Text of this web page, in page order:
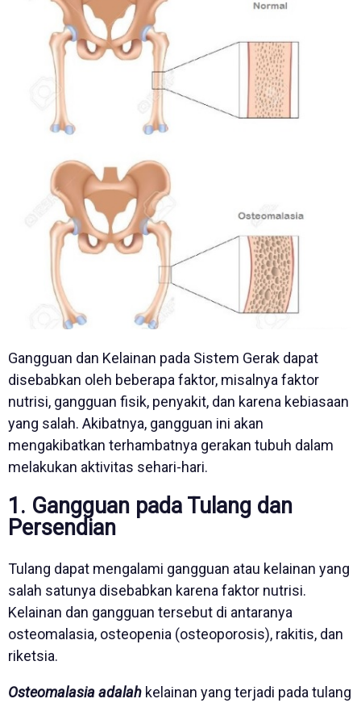
Gangguan dan Kelainan pada Sistem Gerak dapat
disebabkan oleh beberapa faktor, misalnya faktor
nutrisi, gangguan fisik, penyakit, dan karena kebiasaan
yang salah. Akibatnya, gangguan ini akan
mengakibatkan terhambatnya gerakan tubuh dalam
melakukan aktivitas sehari-hari.
1. Gangguan pada Tulang dan
Persendian
Tulang dapat mengalami gangguan atau kelainan yang
salah satunya disebabkan karena faktor nutrisi.
Kelainan dan gangguan tersebut di antaranya
osteomalasia, osteopenia (osteoporosis), rakitis, dan
riketsia.
Osteomalasia adalah kelainan yang terjadi pada tulang